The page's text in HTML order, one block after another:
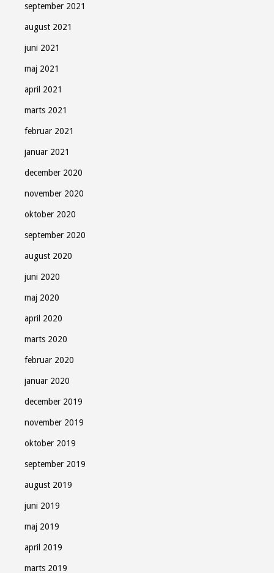
september 2021
august 2021
juni 2021
maj 2021
april 2021
marts 2021
februar 2021
januar 2021
december 2020
november 2020
oktober 2020
september 2020
august 2020
juni 2020
maj 2020
april 2020
marts 2020
februar 2020
januar 2020
december 2019
november 2019
oktober 2019
september 2019
august 2019
juni 2019
maj 2019
april 2019
marts 2019